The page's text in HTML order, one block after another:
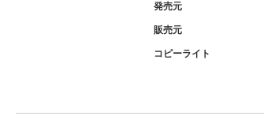
発売元
販売元
コピーライト